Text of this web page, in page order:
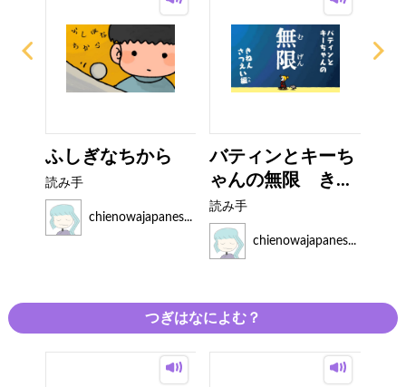
ふしぎなちから
読み手
chienowajapanes...
バティンとキーち
ゃんの無限 き...
読み手
chienowajapanes...
つぎはなによむ？